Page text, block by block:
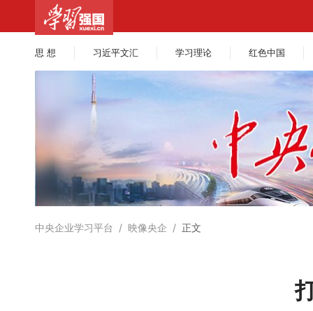
思 想 习近平文汇 学习理论 红色中国
中央企业学习平台 / 映像央企 / 正文